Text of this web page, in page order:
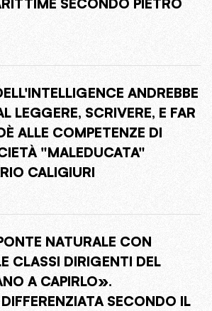
ANDREBBE
LEGGERE, SCRIVERE, E FAR
ALLE COMPETENZE DI
"MALEDUCATA"
CALIGIURI
NATURALE CON
CLASSI DIRIGENTI DEL
A CAPIRLO».
SECONDO IL